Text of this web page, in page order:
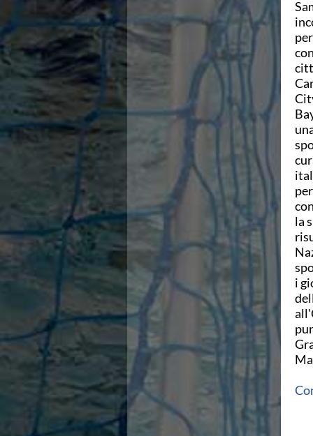
Azzurri
News
Flash News
Fondo
Grand Prix
Norme e documenti
Risultati e Classifiche
Azzurri
News
Flash News
Salvamento
Eventi
Norme e documenti
Risultati e Classifiche
News
Flash News
Master
Campionati Italiani
Circuito Supermaster
Calendario Nazionale Fondo
Norme e documenti
Risultati e Classifiche
Primati
Graduatorie
Analisi e Approfondimenti
la
i